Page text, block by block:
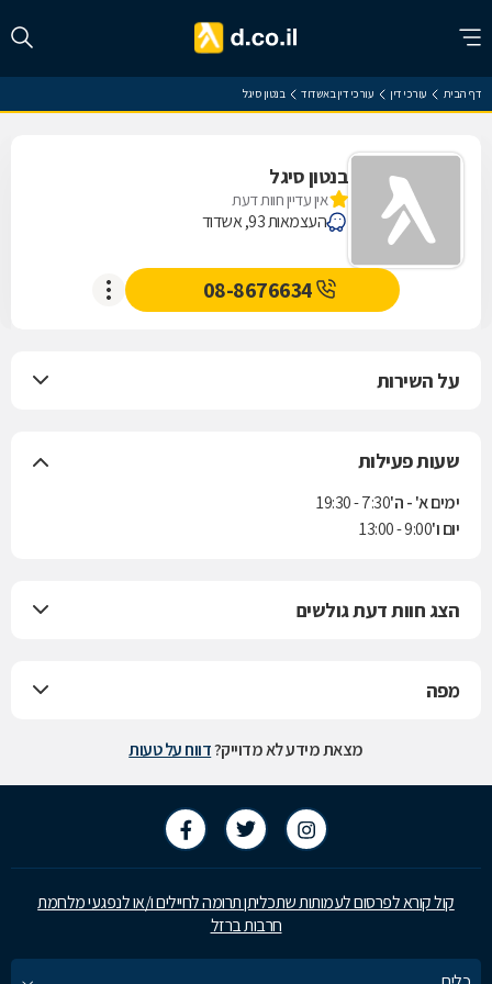
דף הבית עורכי דין עורכי דין באשדוד בנטון סיגל
בנטון סיגל
אין עדיין חוות דעת
העצמאות 93, אשדוד
08-8676634
על השירות
שעות פעילות
ימים א' - ה'7:30 - 19:30
יום ו'9:00 - 13:00
הצג חוות דעת גולשים
מפה
מצאת מידע לא מדוייק?דווח על טעות
קול קורא לפרסום לעמותות שתכליתן תרומה לחיילים ו/או לנפגעי מלחמת
חרבות ברזל